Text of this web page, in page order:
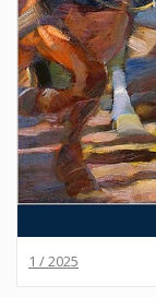
1 / 2025